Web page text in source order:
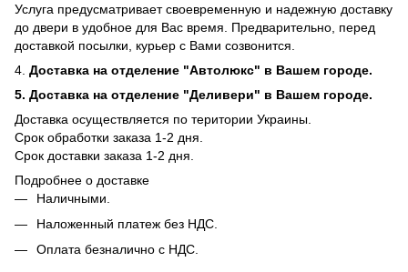
Услуга предусматривает своевременную и надежную доставку
до двери в удобное для Вас время. Предварительно, перед
доставкой посылки, курьер с Вами созвонится.
4. Доставка на отделение "Автолюкс" в Вашем городе.
5. Доставка на отделение "Деливери" в Вашем городе.
Доставка осуществляется по територии Украины.
Срок обработки заказа 1-2 дня.
​​Срок доставки заказа 1-2 дня.
Подробнее о доставке
Наличными.
Наложенный платеж без НДС.
Оплата безналично c НДС.